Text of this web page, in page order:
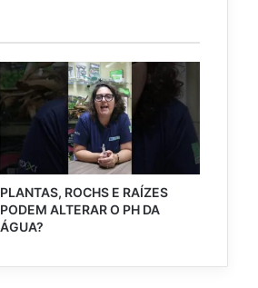
PLANTAS, ROCHS E RAÍZES
PODEM ALTERAR O PH DA
ÁGUA?